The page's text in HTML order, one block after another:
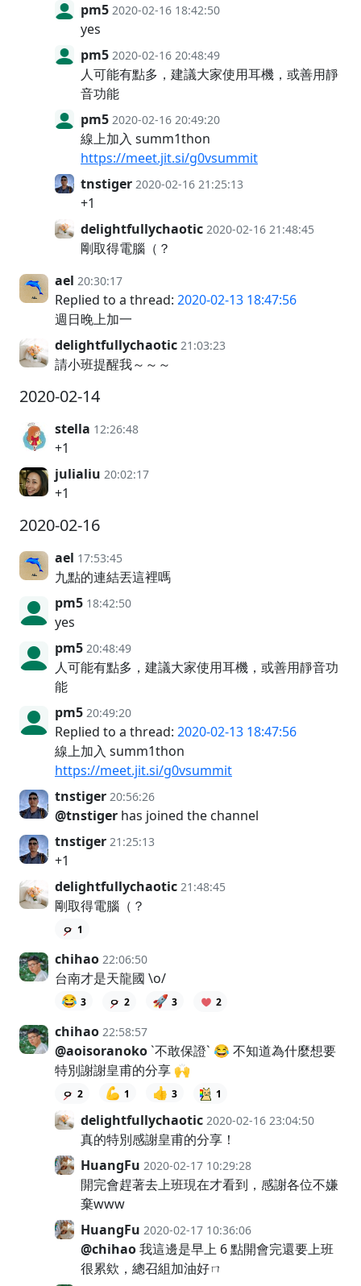
pm5 2020-02-16 18:42:50
yes
pm5 2020-02-16 20:48:49
人可能有點多，建議大家使用耳機，或善用靜
音功能
pm5 2020-02-16 20:49:20
線上加入 summ1thon
https://meet.jit.si/g0vsummit
tnstiger 2020-02-16 21:25:13
+1
delightfullychaotic 2020-02-16 21:48:45
剛取得電腦（？
ael 20:30:17
Replied to a thread: 2020-02-13 18:47:56
週日晚上加一
delightfullychaotic 21:03:23
請小班提醒我～～～
2020-02-14
stella 12:26:48
+1
julialiu 20:02:17
+1
2020-02-16
ael 17:53:45
九點的連結丟這裡嗎
pm5 18:42:50
yes
pm5 20:48:49
人可能有點多，建議大家使用耳機，或善用靜音功
能
pm5 20:49:20
Replied to a thread: 2020-02-13 18:47:56
線上加入 summ1thon
https://meet.jit.si/g0vsummit
tnstiger 20:56:26
@tnstiger has joined the channel
tnstiger 21:25:13
+1
delightfullychaotic 21:48:45
剛取得電腦（？
1
chihao 22:06:50
台南才是天龍國 \o/
😂 3 2 🚀 3 2
chihao 22:58:57
@aoisoranoko`不敢保證` 😂 不知道為什麼想要
特別謝謝皇甫的分享 🙌
2 💪 1 👍 3 1
delightfullychaotic 2020-02-16 23:04:50
真的特別感謝皇甫的分享！
HuangFu 2020-02-17 10:29:28
開完會趕著去上班現在才看到，感謝各位不嫌
棄www
HuangFu 2020-02-17 10:36:06
@chihao我這邊是早上 6 點開會完還要上班
很累欸，總召組加油好ㄇ